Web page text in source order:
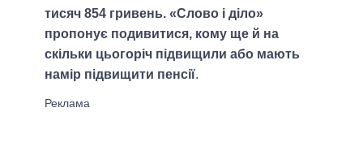
тисяч 854 гривень. «Слово і діло»
пропонує подивитися, кому ще й на
скільки цьогоріч підвищили або мають
намір підвищити пенсії.